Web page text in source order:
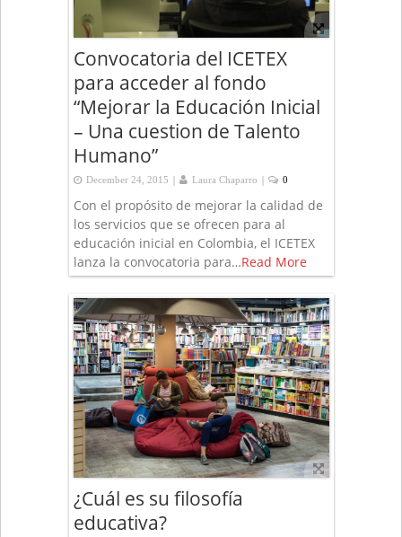
Convocatoria del ICETEX
para acceder al fondo
“Mejorar la Educación Inicial
– Una cuestion de Talento
Humano”
December 24, 2015 | Laura Chaparro | 0
Con el propósito de mejorar la calidad de
los servicios que se ofrecen para al
educación inicial en Colombia, el ICETEX
lanza la convocatoria para…Read More
¿Cuál es su filosofía
educativa?